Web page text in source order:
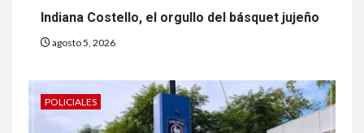
Indiana Costello, el orgullo del básquet jujeño
agosto 5, 2026
POLICIALES